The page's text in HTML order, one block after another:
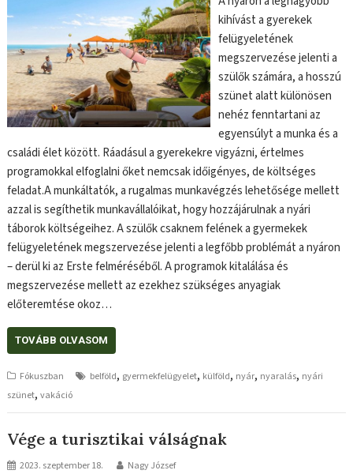
kihívást a gyerekek
felügyeletének
megszervezése jelenti a
szülők számára, a hosszú
szünet alatt különösen
nehéz fenntartani az
egyensúlyt a munka és a
családi élet között. Ráadásul a gyerekekre vigyázni, értelmes
programokkal elfoglalni őket nemcsak időigényes, de költséges
feladat.A munkáltatók, a rugalmas munkavégzés lehetősége mellett
azzal is segíthetik munkavállalóikat, hogy hozzájárulnak a nyári
táborok költségeihez. A szülők csaknem felének a gyermekek
felügyeletének megszervezése jelenti a legfőbb problémát a nyáron
– derül ki az Erste felméréséből. A programok kitalálása és
megszervezése mellett az ezekhez szükséges anyagiak
előteremtése okoz…
TOVÁBB OLVASOM
Fókuszban belföld, gyermekfelügyelet, külföld, nyár, nyaralás, nyári
szünet,vakáció
Vége a turisztikai válságnak
2023. szeptember 18. Nagy József